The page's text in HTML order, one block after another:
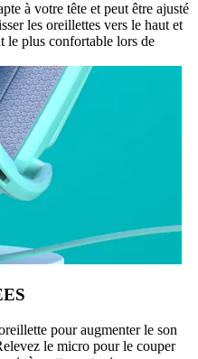
à votre tête et peut être ajusté
les oreillettes vers le haut et
le plus confortable lors de
pour augmenter le son
le micro pour le couper